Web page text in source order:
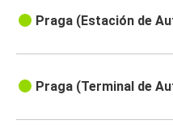
Praga (Estación de
Praga (Terminal de